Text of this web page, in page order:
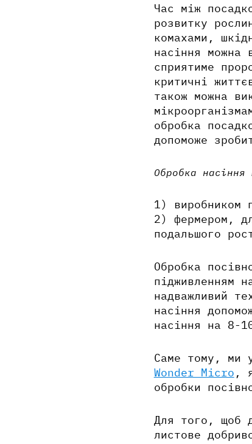
Час між
розвитку
комахами,
насіння можна
сприятиме
критичні
також можна
обробка
допоможе
Обробка
1) виробником
2) фермером,
подальшого
Обробка
підживленням
надважливий
насіння
насіння на 8-
Саме тому, ми
Wonder Micro ,
обробки
Для того, щоб
листове